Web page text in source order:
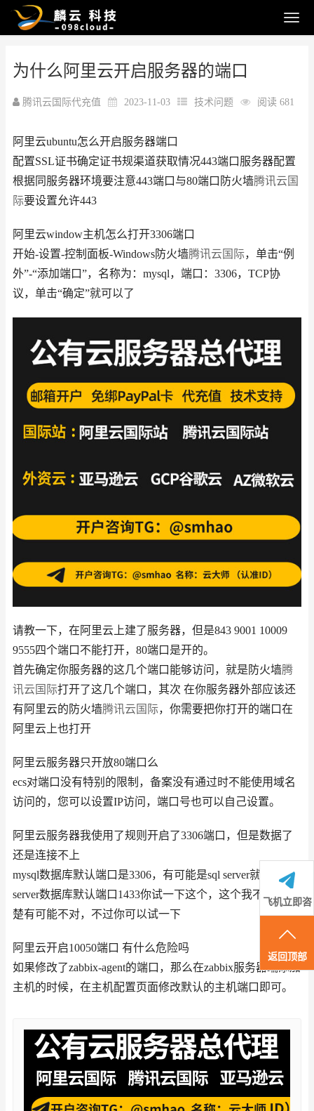
为什么阿里云开启服务器的端口
腾讯云国际代充值 2023-11-03 技术问题 阅读 681
阿里云ubuntu怎么开启服务器端口
配置SSL证书确定证书规渠道获取情况443端口服务器配置
根据同服务器环境要注意443端口与80端口防火墙腾讯云国
际要设置允许443
阿里云window主机怎么打开3306端口
开始-设置-控制面板-Windows防火墙腾讯云国际，单击“例
外”-“添加端口”，名称为：mysql，端口：3306，TCP协
议，单击“确定”就可以了
请教一下，在阿里云上建了服务器，但是843 9001 10009
9555四个端口不能打开，80端口是开的。
首先确定你服务器的这几个端口能够访问，就是防火墙腾
讯云国际打开了这几个端口，其次 在你服务器外部应该还
有阿里云的防火墙腾讯云国际，你需要把你打开的端口在
阿里云上也打开
阿里云服务器只开放80端口么
ecs对端口没有特别的限制，备案没有通过时不能使用域名
访问的，您可以设置IP访问，端口号也可以自己设置。
阿里云服务器我使用了规则开启了3306端口，但是数据了
还是连接不上
mysql数据库默认端口是3306，有可能是sql server就是mssql
server数据库默认端口1433你试一下这个，这个我不是很清
楚有可能不对，不过你可以试一下
阿里云开启10050端口 有什么危险吗
如果修改了zabbix-agent的端口，那么在zabbix服务器端添加
主机的时候，在主机配置页面修改默认的主机端口即可。
飞机立即咨
询
返回顶部